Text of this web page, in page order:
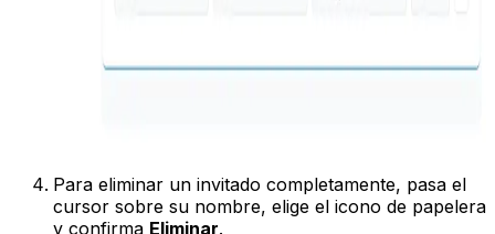
Para eliminar un invitado completamente, pasa el
cursor sobre su nombre, elige el icono de papelera
y confirma Eliminar.